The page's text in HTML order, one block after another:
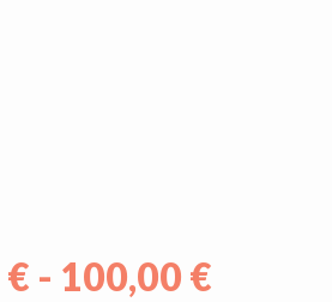
€ - 100,00 €